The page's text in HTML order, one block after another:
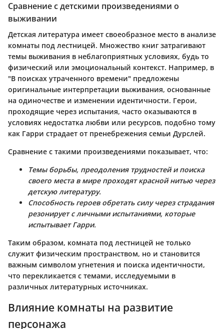
Сравнение с детскими произведениями о
выживании
Детская литература имеет своеобразное место в анализе
комнаты под лестницей. Множество книг затрагивают
темы выживания в неблагоприятных условиях, будь то
физический или эмоциональный контекст. Например, в
"В поисках утраченного времени" предложены
оригинальные интерпретации выживания, основанные
на одиночестве и изменении идентичности. Герои,
проходящие через испытания, часто оказываются в
условиях недостатка любви или ресурсов, подобно тому
как Гарри страдает от пренебрежения семьи Дурслей.
Сравнение с такими произведениями показывает, что:
Темы борьбы, преодоления трудностей и поиска
своего места в мире проходят красной нитью через
детскую литературу.
Способность героев обретать силу через страдания
резонирует с личными испытаниями, которые
испытывает Гарри.
Таким образом, комната под лестницей не только
служит физическим пространством, но и становится
важным символом угнетения и поиска идентичности,
что перекликается с темами, исследуемыми в
различных литературных источниках.
Влияние комнаты на развитие
персонажа